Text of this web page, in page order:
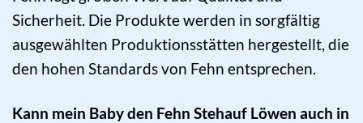
Sicherheit. Die Produkte werden in sorgfältig
ausgewählten Produktionsstätten hergestellt, die
den hohen Standards von Fehn entsprechen.
Kann mein Baby den Fehn Stehauf Löwen auch in